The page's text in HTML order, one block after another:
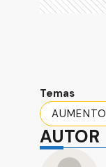
Temas
AUTOR